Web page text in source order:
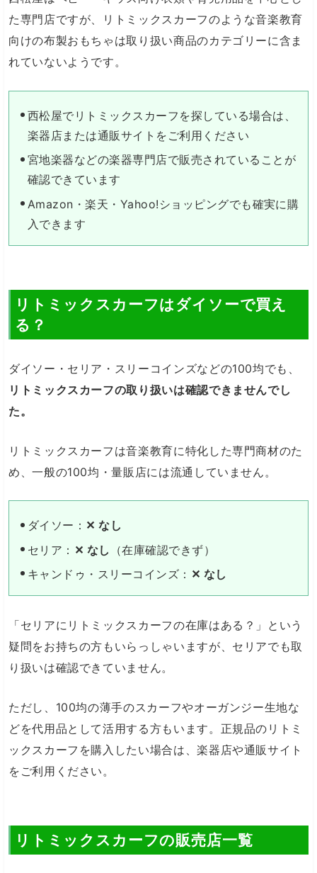
た専門店ですが、リトミックスカーフのような音楽教育
向けの布製おもちゃは取り扱い商品のカテゴリーに含ま
れていないようです。
西松屋でリトミックスカーフを探している場合は、
楽器店または通販サイトをご利用ください
宮地楽器などの楽器専門店で販売されていることが
確認できています
Amazon・楽天・Yahoo!ショッピングでも確実に購
入できます
リトミックスカーフはダイソーで買え
る？
ダイソー・セリア・スリーコインズなどの100均でも、
リトミックスカーフの取り扱いは確認できませんでし
た。
リトミックスカーフは音楽教育に特化した専門商材のた
め、一般の100均・量販店には流通していません。
ダイソー： ✕ なし
セリア： ✕ なし
（在庫確認できず）
キャンドゥ・スリーコインズ： ✕ なし
「セリアにリトミックスカーフの在庫はある？」という
疑問をお持ちの方もいらっしゃいますが、セリアでも取
り扱いは確認できていません。
ただし、100均の薄手のスカーフやオーガンジー生地な
どを代用品として活用する方もいます。正規品のリトミ
ックスカーフを購入したい場合は、楽器店や通販サイト
をご利用ください。
リトミックスカーフの販売店一覧